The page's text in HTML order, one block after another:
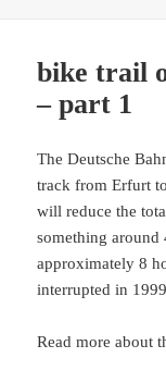
bike trail
– part 1
The Deutsche
track from Erfurt
will reduce the
something around
approximately 8
interrupted in
Read more about